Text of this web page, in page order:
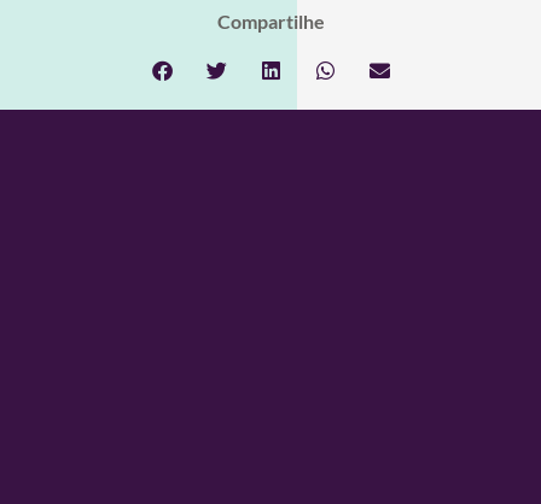
Compartilhe